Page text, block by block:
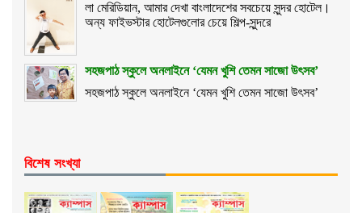
লা মেরিডিয়ান, আমার দেখা বাংলাদেশের সবচেয়ে সুন্দর হোটেল।
অন্য ফাইভস্টার হোটেলগুলোর চেয়ে শিল্প-সুন্দরে
সহজপাঠ স্কুলে অনলাইনে ‘যেমন খুশি তেমন সাজো উৎসব’
সহজপাঠ স্কুলে অনলাইনে ‘যেমন খুশি তেমন সাজো উৎসব’
বিশেষ সংখ্যা